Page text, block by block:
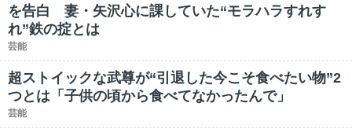
を告白 妻・矢沢心に課していた“モラハラすれす
れ”鉄の掟とは
芸能
超ストイックな武尊が“引退した今こそ食べたい物”2
つとは「子供の頃から食べてなかったんで」
芸能